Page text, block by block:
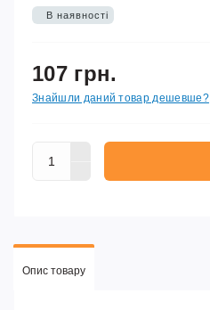
В наявності
107 грн.
Знайшли даний товар дешевше?
Опис товару